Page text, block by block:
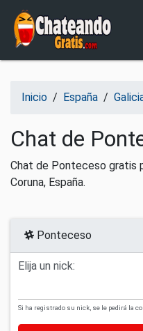
Salir del contenido
Inicio / España /
Chat de
Chat de Ponteceso gratis
Coruna, España.
Ponteceso
Elija un nick:
Si ha registrado su nick, se le pedirá la